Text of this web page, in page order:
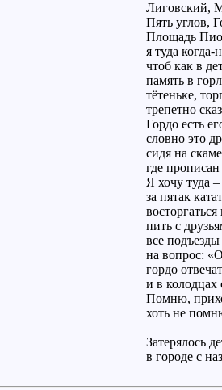
Лиговский,
Пять углов,
Площадь
я туда когда-
чтоб как в
память в
тётеньке,
трепетно
Гордо есть
словно это
сидя на
где
Я хочу туда
за пятак
пить с
все
на вопрос:
гордо
и в колодцах
Помню,
хоть не
Затерялось
в городе с